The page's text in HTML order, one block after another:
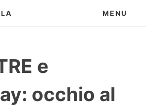
MENU
e
occhio al